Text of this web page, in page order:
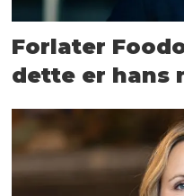
Forlater
dette er hans